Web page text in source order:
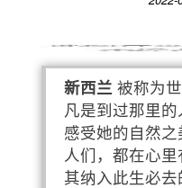
新西兰 被称为
凡是到过那里
感受她的自然
人们，都在心
其纳入此生必